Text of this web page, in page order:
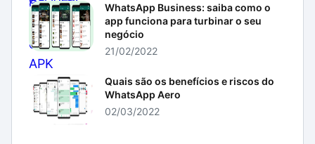
WhatsApp Business: saiba como o
app funciona para turbinar o seu
negócio
21/02/2022
Quais são os benefícios e riscos do
WhatsApp Aero
02/03/2022